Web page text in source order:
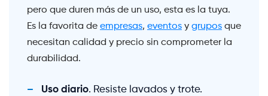
pero que duren más de un uso, esta es la tuya.
Es la favorita de empresas, eventos y grupos que
necesitan calidad y precio sin comprometer la
durabilidad.
Uso diario. Resiste lavados y trote.